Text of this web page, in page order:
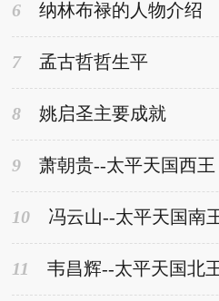
6 纳林布禄的人物介绍
7 孟古哲哲生平
8 姚启圣主要成就
9 萧朝贵--太平天国西王
10 冯云山--太平天国南
11 韦昌辉--太平天国北